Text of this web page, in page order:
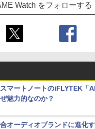
Watch をフォローする
マートノートのiFLYTEK「
魅力的なのか？
オーディオブランドに進化